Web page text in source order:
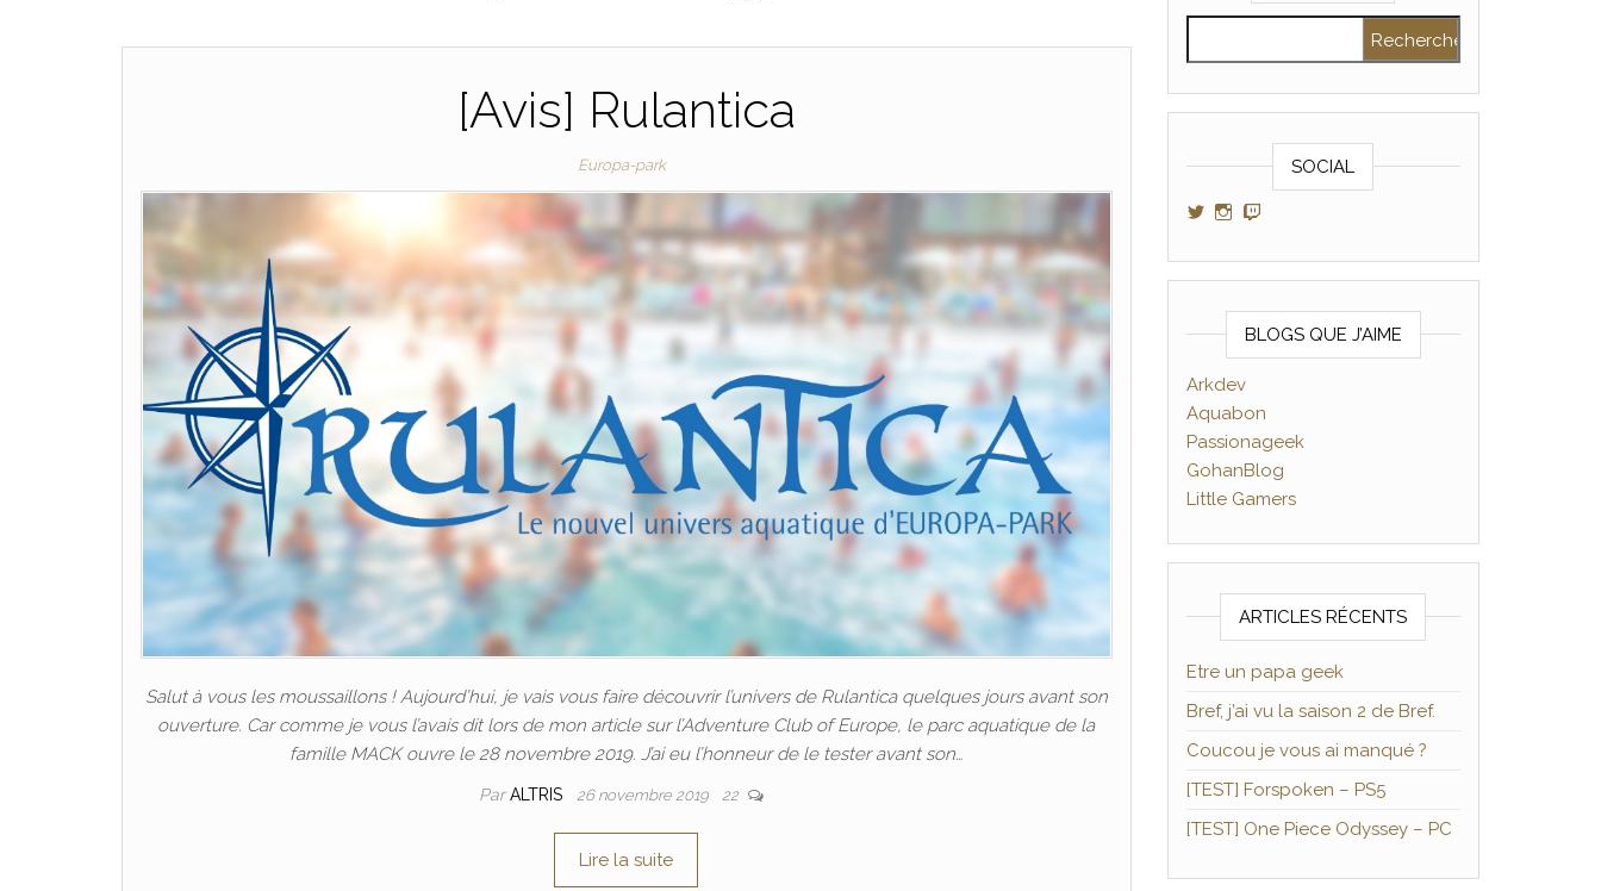
[Avis] Rulantica
Europa-park
Salut à vous les moussaillons ! Aujourd’hui, je vais vous faire découvrir l’univers de Rulantica quelques jours avant son
ouverture. Car comme je vous l’avais dit lors de mon article sur l’Adventure Club of Europe, le parc aquatique de la
famille MACK ouvre le 28 novembre 2019. J’ai eu l’honneur de le tester avant son…
ParALTRIS 26 novembre 2019 22
Lire la suite
SOCIAL
Voir le profil de GamerAltris sur Twitter
Voir le profil de GamerAltris sur Instagram
Voir le profil de Gameraltris sur Twitch
BLOGS QUE J’AIME
Arkdev
Aquabon
Passionageek
GohanBlog
Little Gamers
ARTICLES RÉCENTS
Etre un papa geek
Bref, j’ai vu la saison 2 de Bref.
Coucou je vous ai manqué ?
[TEST] Forspoken – PS5
[TEST] One Piece Odyssey – PC